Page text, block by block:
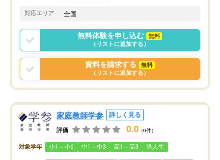
対応エリア 全国
無料体験を申し込む
無料
（リストに追加する）
資料を請求する
無料
（リストに追加する）
家庭教師学参 詳しく見る
評価 0.0 （0件）
対象学年 小1～小6 中1～中3 高1～高3 浪人生